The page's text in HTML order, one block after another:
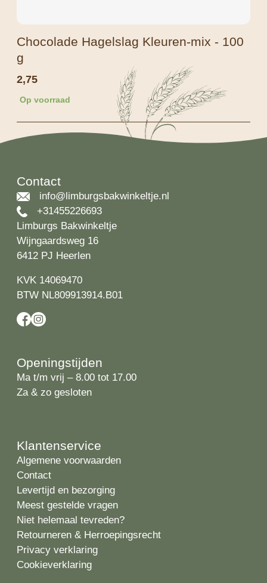
Chocolade Hagelslag Kleuren-mix - 100
g
2,75
Op voorraad
Contact
info@limburgsbakwinkeltje.nl
+31455226693
Limburgs Bakwinkeltje
Wijngaardsweg 16
6412 PJ Heerlen
KVK 14069470
BTW NL809913914.B01
Openingstijden
Ma t/m vrij – 8.00 tot 17.00
Za & zo gesloten
Klantenservice
Algemene voorwaarden
Contact
Levertijd en bezorging
Meest gestelde vragen
Niet helemaal tevreden?
Retourneren & Herroepingsrecht
Privacy verklaring
Cookieverklaring